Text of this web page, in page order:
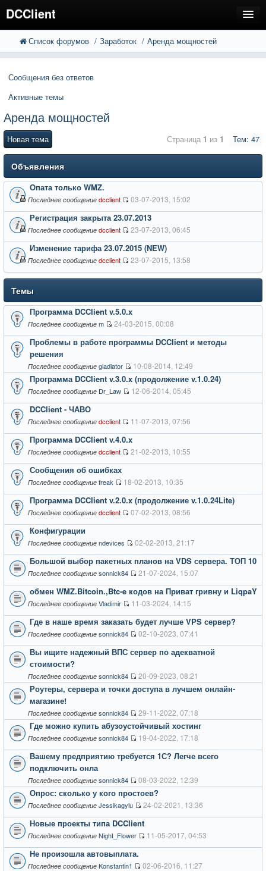
DCClient
FAQ
Расширенный поиск
Список форумов Заработок Аренда мощностей
Сообщения без ответов
Активные темы
Аренда мощностей
Новая тема Тем: 47
Страница 1 из 1
Объявления
Опата только WMZ.
Последнее сообщение dcclient 03-07-2013, 15:02
Регистрация закрыта 23.07.2013
Последнее сообщение dcclient 23-07-2013, 06:45
Изменение тарифа 23.07.2015 (NEW)
Последнее сообщение dcclient 23-07-2015, 13:58
Темы
Программа DCClient v.5.0.x
Последнее сообщение m 24-03-2015, 00:08
Проблемы в работе программы DCClient и методы
решения
Последнее сообщение gladiator 10-08-2014, 12:49
Программа DCClient v.3.0.x (продолжение v.1.0.24)
Последнее сообщение Dr_Law 12-06-2014, 05:45
DCClient - ЧАВО
Последнее сообщение dcclient 11-07-2013, 07:56
Программа DCClient v.4.0.x
Последнее сообщение dcclient 21-02-2013, 10:55
Сообщения об ошибках
Последнее сообщение freak 18-02-2013, 10:35
Программа DCClient v.2.0.x (продолжение v.1.0.24Lite)
Последнее сообщение dcclient 07-02-2013, 08:56
Конфигурации
Последнее сообщение ndevices 02-02-2013, 21:17
Большой выбор пакетных планов на VDS сервера. ТОП 10
Последнее сообщение sonnick84 21-07-2024, 15:07
обмен WMZ.Bitcoin.,Btc-e кодов на Приват гривну и LiqpaY
Последнее сообщение Vladimir 11-03-2024, 14:15
Где в наше время заказать будет лучше VPS сервер?
Последнее сообщение sonnick84 02-10-2023, 07:41
Вы ищите надежный ВПС сервер по адекватной
стоимости?
Последнее сообщение sonnick84 20-09-2023, 08:21
Роутеры, сервера и точки доступа в лучшем онлайн-
магазине!
Последнее сообщение sonnick84 29-11-2022, 07:18
Где можно купить абузоустойчивый хостинг
Последнее сообщение sonnick84 19-04-2022, 17:18
Вашему предприятию требуется 1С? Легче всего
подключить онла
Последнее сообщение sonnick84 08-03-2022, 12:39
Опрос: сколько у кого простоев?
Последнее сообщение Jessikagylu 24-02-2021, 13:36
Новые проекты типа DCClient
Последнее сообщение Night_Flower 11-05-2017, 04:53
Не произошла автовыплата.
Последнее сообщение Konstantin1 02-06-2016, 11:27